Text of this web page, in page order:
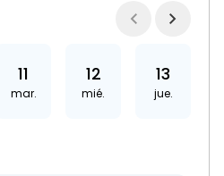
11
mar.
12
mié.
13
jue.